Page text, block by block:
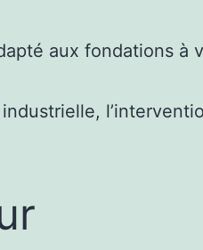
aux fondations à